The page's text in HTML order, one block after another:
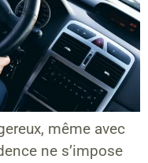
même avec
ne s’impose